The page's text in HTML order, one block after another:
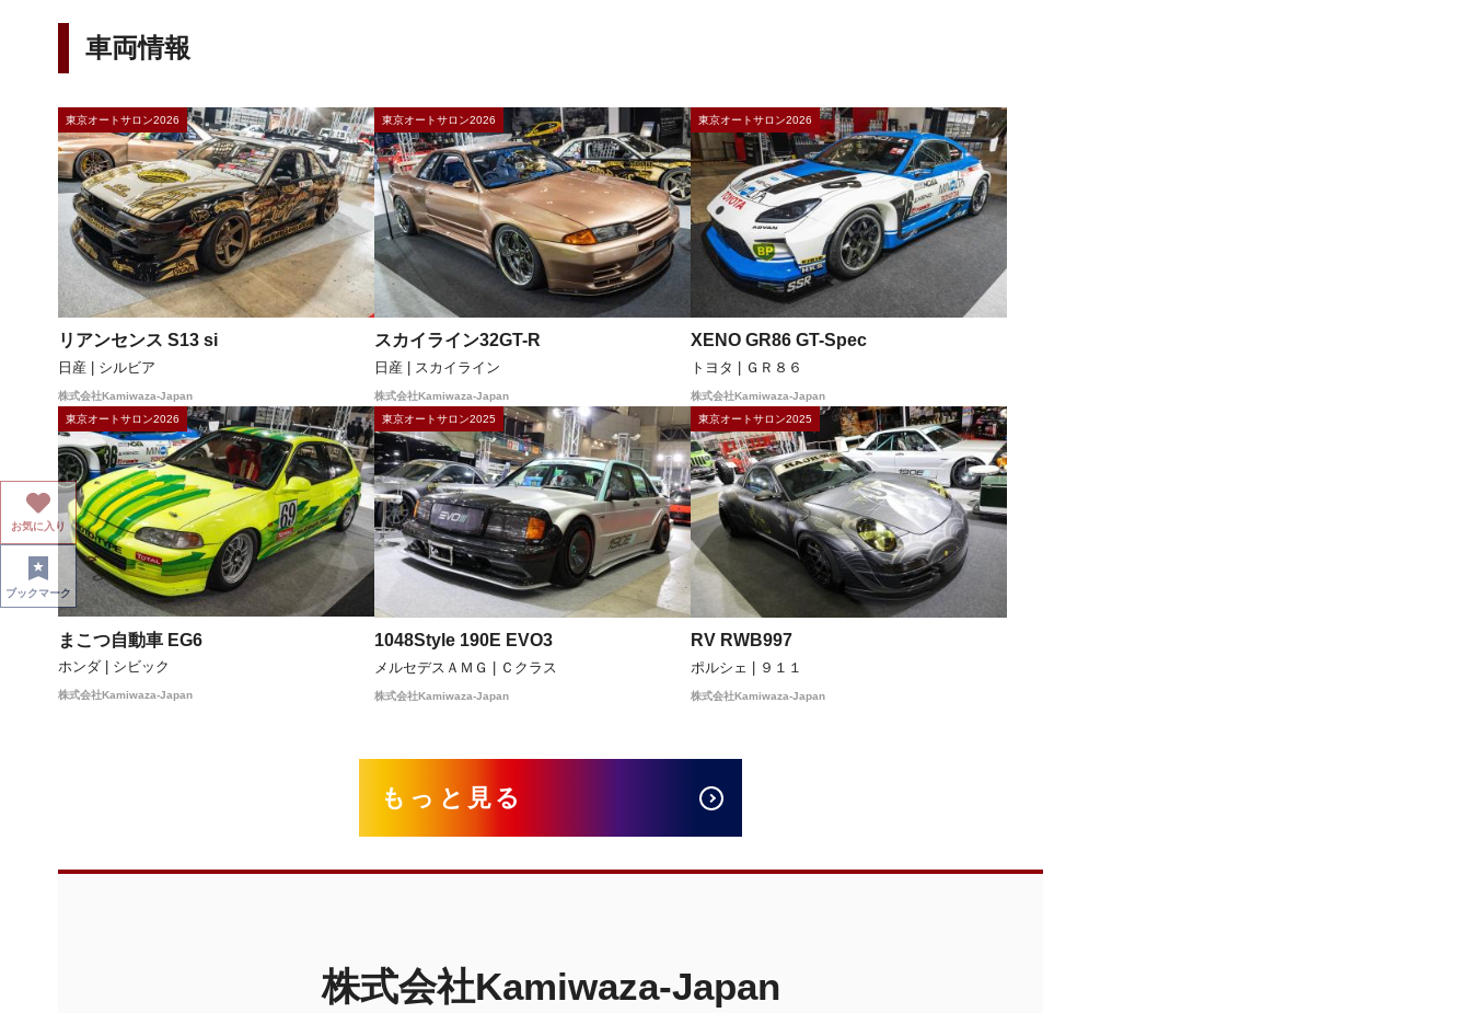
車両情報
東京オートサロン2026
リアンセンス S13 si
日産 | シルビア
株式会社Kamiwaza-Japan
東京オートサロン2026
スカイライン32GT-R
日産 | スカイライン
株式会社Kamiwaza-Japan
東京オートサロン2026
XENO GR86 GT-Spec
トヨタ | ＧＲ８６
株式会社Kamiwaza-Japan
東京オートサロン2026
まこつ自動車 EG6
ホンダ | シビック
株式会社Kamiwaza-Japan
東京オートサロン2025
1048Style 190E EVO3
メルセデスＡＭＧ | Ｃクラス
株式会社Kamiwaza-Japan
東京オートサロン2025
RV RWB997
ポルシェ | ９１１
株式会社Kamiwaza-Japan
もっと見る
株式会社Kamiwaza-Japan
お気に入り
ブックマーク